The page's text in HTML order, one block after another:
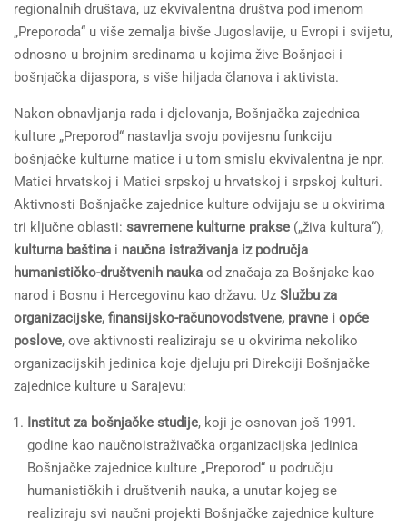
regionalnih društava, uz ekvivalentna društva pod imenom
„Preporoda“ u više zemalja bivše Jugoslavije, u Evropi i svijetu,
odnosno u brojnim sredinama u kojima žive Bošnjaci i
bošnjačka dijaspora, s više hiljada članova i aktivista.
Nakon obnavljanja rada i djelovanja, Bošnjačka zajednica
kulture „Preporod“ nastavlja svoju povijesnu funkciju
bošnjačke kulturne matice i u tom smislu ekvivalentna je npr.
Matici hrvatskoj i Matici srpskoj u hrvatskoj i srpskoj kulturi.
Aktivnosti Bošnjačke zajednice kulture odvijaju se u okvirima
tri ključne oblasti: savremene kulturne prakse („živa kultura“),
kulturna baština i naučna istraživanja iz područja
humanističko-društvenih nauka od značaja za Bošnjake kao
narod i Bosnu i Hercegovinu kao državu. Uz Službu za
organizacijske, finansijsko-računovodstvene, pravne i opće
poslove, ove aktivnosti realiziraju se u okvirima nekoliko
organizacijskih jedinica koje djeluju pri Direkciji Bošnjačke
zajednice kulture u Sarajevu:
Institut za bošnjačke studije, koji je osnovan još 1991.
godine kao naučnoistraživačka organizacijska jedinica
Bošnjačke zajednice kulture „Preporod“ u području
humanističkih i društvenih nauka, a unutar kojeg se
realiziraju svi naučni projekti Bošnjačke zajednice kulture